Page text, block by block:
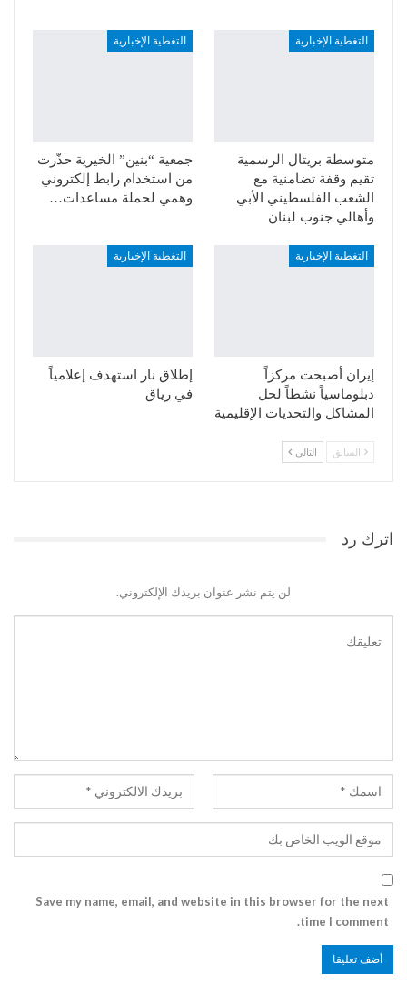
التغطية الإخبارية
متوسطة بريتال الرسمية
تقيم وقفة تضامنية مع
الشعب الفلسطيني الأبي
وأهالي جنوب لبنان
التغطية الإخبارية
جمعية “بنين” الخيرية حذّرت
من استخدام رابط إلكتروني
وهمي لحملة مساعدات…
التغطية الإخبارية
إيران أصبحت مركزاً
دبلوماسياً نشطاً لحل
المشاكل والتحديات الإقليمية
التغطية الإخبارية
إطلاق نار استهدف إعلامياً
في رياق
السابق التالي
اترك رد
لن يتم نشر عنوان بريدك الإلكتروني.
Save my name, email, and website in this browser for the next
time I comment.